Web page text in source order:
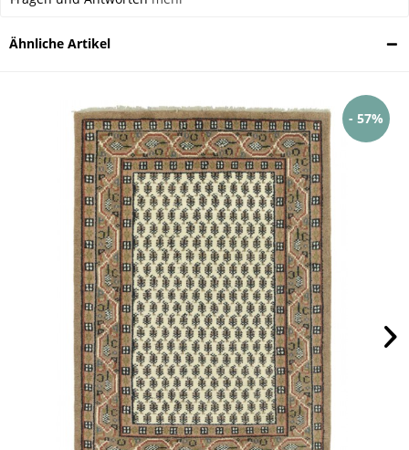
Ähnliche Artikel
- 57%